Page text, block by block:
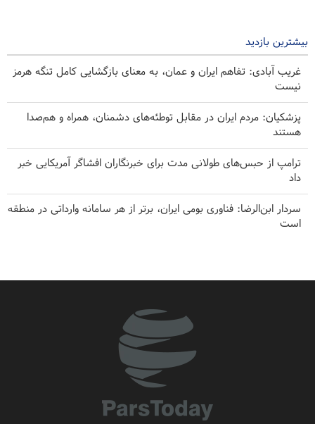
بیشترین بازدید
غریب آبادی: تفاهم ایران و عمان، به معنای بازگشایی کامل تنگه هرمز
نیست
پزشکیان: مردم ایران در مقابل توطئه‌های دشمنان، همراه و هم‌صدا
هستند
ترامپ از حبس‌های طولانی مدت برای خبرنگاران افشاگر آمریکایی خبر
داد
سردار ابن‌الرضا: فناوری بومی ایران، برتر از هر سامانه وارداتی در منطقه
است
حملات هوایی و توپخانه‌ای رژیم صهیونیستی به جنوب لبنان
برکناری دو مقام ارشد موساد در پی ناکامی‌ها در مقابله با ایران
امیر اکرمی‌نیا: ارتش ایران کاملاً آماده است
هاکان فیدان: اسرائیل هیچ قصدی برای دستیابی به صلح ندارد
پاسخ قالیباف به ترامپ: این دیپلماسی نمایشی، شکست خورده است